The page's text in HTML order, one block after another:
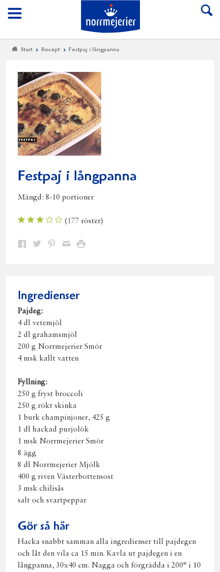
Meny
Till Norrmejerier
Start Recept Festpaj i långpanna
Festpaj i långpanna
Mängd: 8-10 portioner
(177 röster)
Dela Dela Dela DelaSkriv
Ingredienser
Pajdeg:
4 dl vetemjöl
2 dl grahamsmjöl
200 g Norrmejerier Smör
4 msk kallt vatten
Fyllning:
250 g fryst broccoli
250 g rökt skinka
1 burk champinjoner, 425 g
1 dl hackad purjolök
1 msk Norrmejerier Smör
8 ägg
8 dl Norrmejerier Mjölk
400 g riven Västerbottensost
3 msk chilisås
salt och svartpeppar
Gör så här
Hacka snabbt samman alla ingredienser till pajdegen
och låt den vila ca 15 min. Kavla ut pajdegen i en
långpanna, 30x40 cm. Nagga och förgrädda i 200° i 10